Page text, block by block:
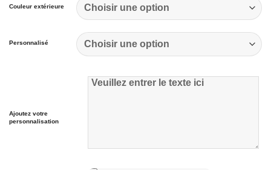
Couleur extérieure
Personnalisé
Ajoutez votre
personnalisation